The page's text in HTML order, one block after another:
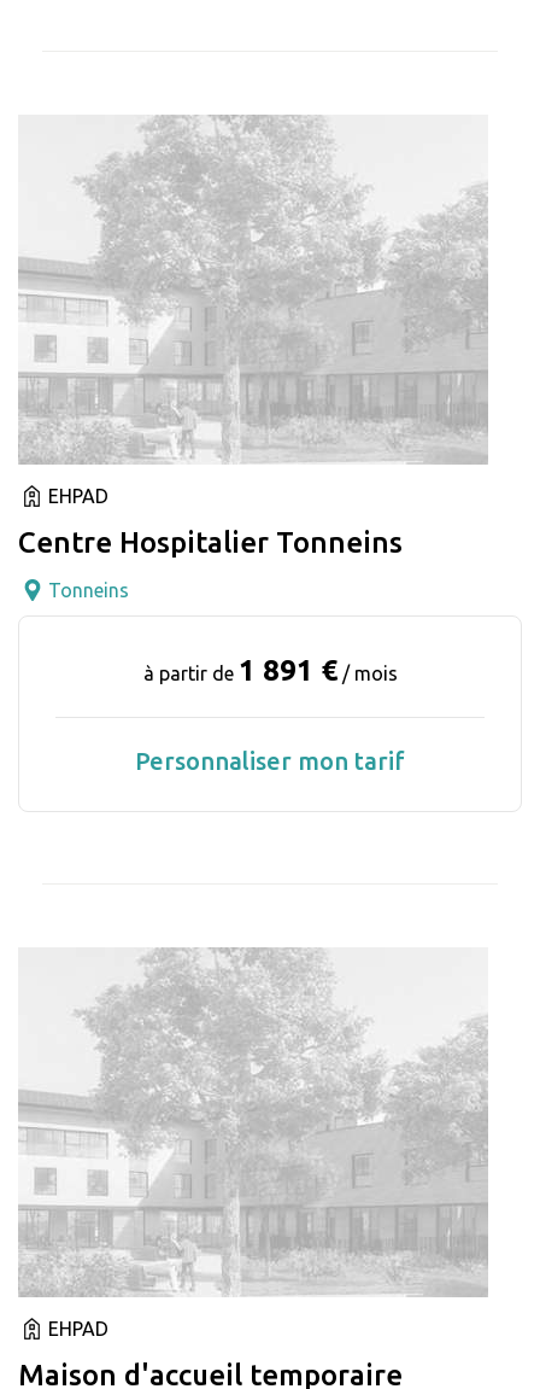
EHPAD
Centre Hospitalier Tonneins
Tonneins
à partir de 1 891 € / mois
Personnaliser mon tarif
EHPAD
Maison d'accueil temporaire